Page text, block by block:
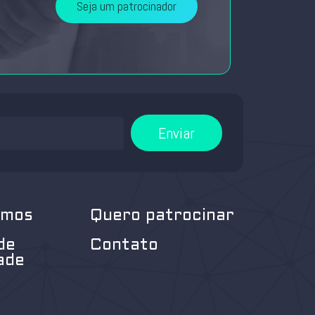
Seja um patrocinador
Enviar
Quero patrocinar
Contato